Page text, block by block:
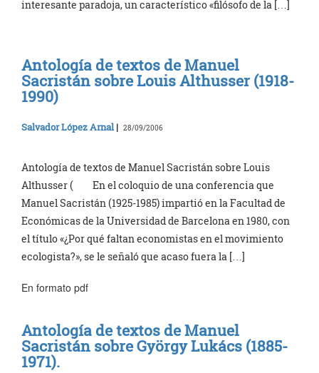
interesante paradoja, un característico «filósofo de la […]
Antología de textos de Manuel
Sacristán sobre Louis Althusser (1918-
1990)
Salvador López Arnal | 28/09/2006
Antología de textos de Manuel Sacristán sobre Louis
Althusser ( En el coloquio de una conferencia que
Manuel Sacristán (1925-1985) impartió en la Facultad de
Económicas de la Universidad de Barcelona en 1980, con
el título «¿Por qué faltan economistas en el movimiento
ecologista?», se le señaló que acaso fuera la […]
En formato pdf
Antología de textos de Manuel
Sacristán sobre György Lukács (1885-
1971).